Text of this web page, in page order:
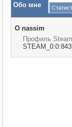
Обо мне
О nassim
Профиль Steam